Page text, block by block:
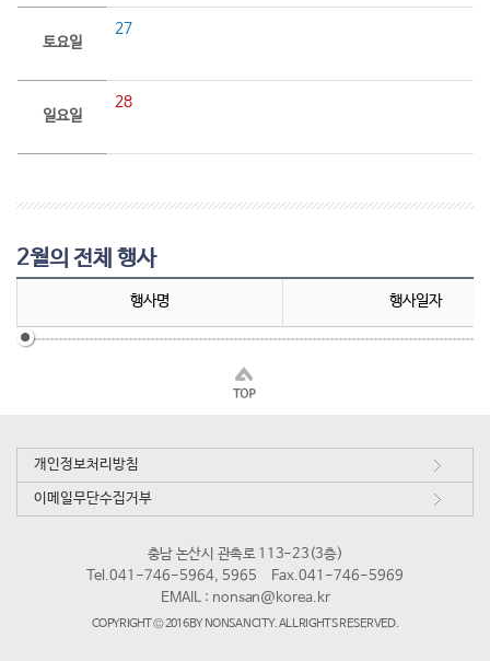
토요일
27
일요일
28
2월의 전체 행사
행사명 행사일자
개인정보처리방침
이메일무단수집거부
충남 논산시 관촉로 113-23(3층)
Tel.041-746-5964, 5965
Fax.041-746-5969
EMAIL : nonsan@korea.kr
COPYRIGHT © 2016 BY NONSAN CITY. ALL RIGHTS RESERVED.